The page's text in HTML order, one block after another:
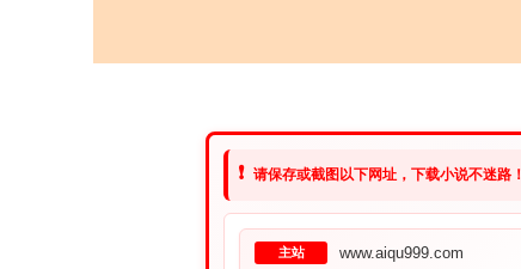
❗ 请保存或截图以下网址，下载小说不迷路！
主站 www.aiqu999.com